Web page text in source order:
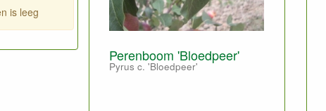
is leeg
Perenboom 'Bloedpeer'
Pyrus c. 'Bloedpeer'